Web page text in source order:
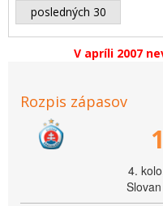
posledných 30
V apríli 2007
Rozpis zápasov
4.